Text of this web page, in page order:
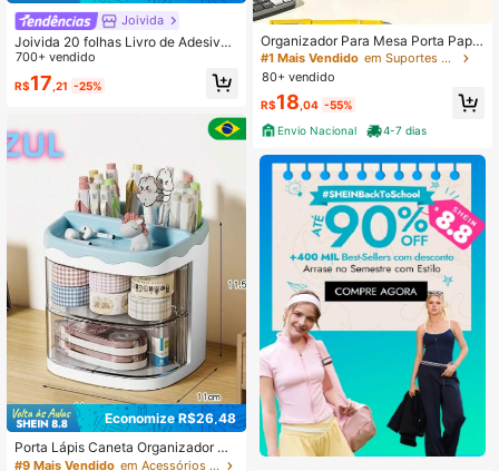
Joivida
Joivida 20 folhas Livro de Adesivos
Vintage, Série de Plantas, Cogumel
os e Fazenda feita de PVC e Materi
al Washi para Estilo Ins Retro, Conta
s, Artesanato em Papel, Colagem, Á
lbum de Recortes, Material Escolar,
De Volta às Aulas
700+ vendido
R$17 ,21 -25%
Economize R$26,48
Porta Lápis Caneta Organizador De
Mesa Com Divisorias De Gaveta M
#9 Mais Vendido em Acessórios De Mesa De Escritório
Organizador Para Mesa Porta Papei
s Aramado Multiuso BF4044
#1 Mais Vendido
em Suportes para livros
80+ vendido
R$18 ,04 -55%
Envio Nacional
4-7 dias